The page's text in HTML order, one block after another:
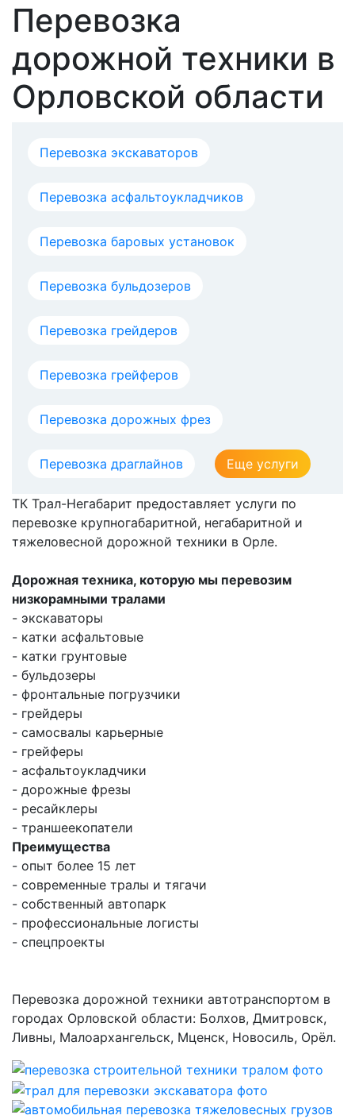
Перевозка
дорожной техники в
Орловской области
Перевозка экскаваторов
Перевозка асфальтоукладчиков
Перевозка баровых установок
Перевозка бульдозеров
Перевозка грейдеров
Перевозка грейферов
Перевозка дорожных фрез
Перевозка драглайнов Еще услуги
ТК Трал-Негабарит предоставляет услуги по
перевозке крупногабаритной, негабаритной и
тяжеловесной дорожной техники в Орле.
Дорожная техника, которую мы перевозим
низкорамными тралами
- экскаваторы
- катки асфальтовые
- катки грунтовые
- бульдозеры
- фронтальные погрузчики
- грейдеры
- самосвалы карьерные
- грейферы
- асфальтоукладчики
- дорожные фрезы
- ресайклеры
- траншеекопатели
Преимущества
- опыт более 15 лет
- современные тралы и тягачи
- собственный автопарк
- профессиональные логисты
- спецпроекты
Перевозка дорожной техники автотранспортом в
городах Орловской области: Болхов, Дмитровск,
Ливны, Малоархангельск, Мценск, Новосиль, Орёл.